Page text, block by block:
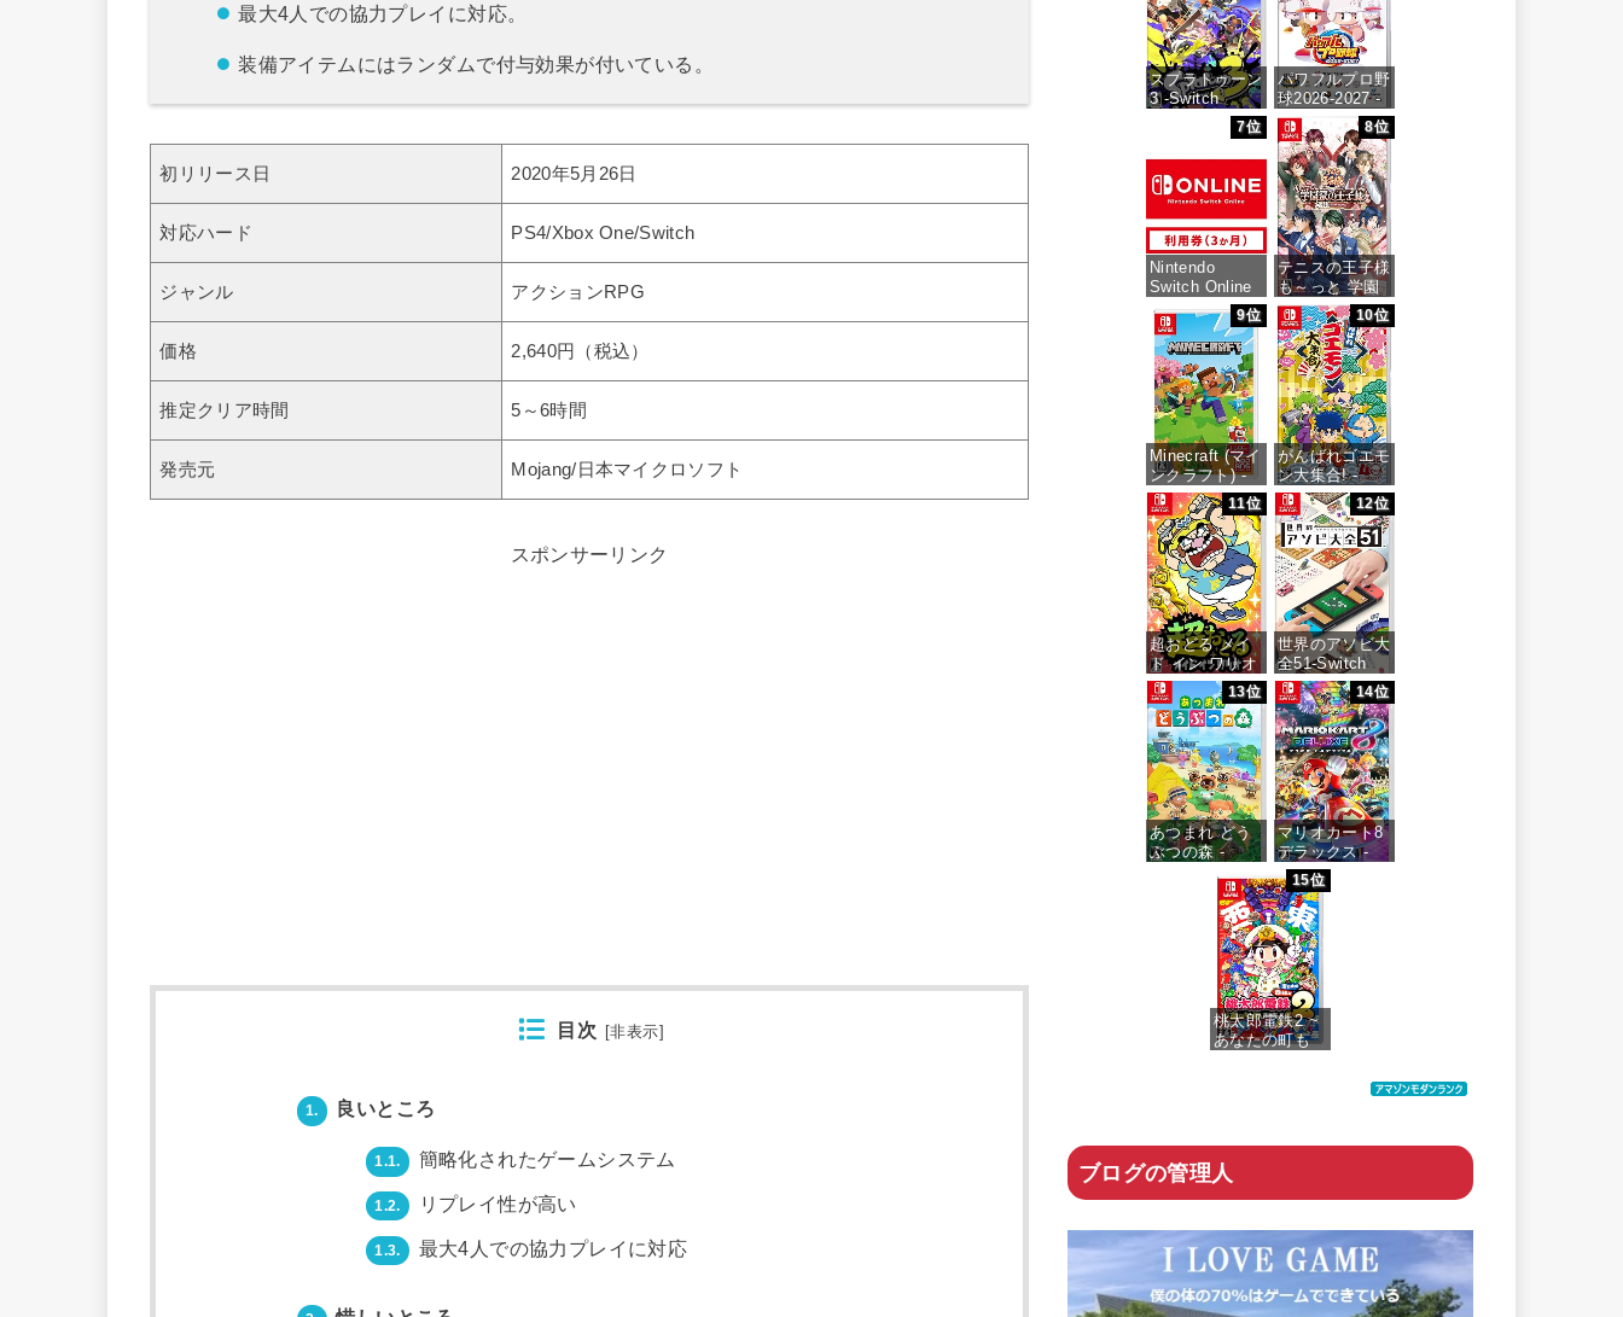
最大4人での協力プレイに対応。
装備アイテムにはランダムで付与効果が付いている。
初リリース日 2020年5月26日
対応ハード PS4/Xbox One/Switch
ジャンル アクションRPG
価格 2,640円（税込）
推定クリア時間 5～6時間
発売元 Mojang/日本マイクロソフト
スポンサーリンク
目次 [非表示]
1. 良いところ
1.1. 簡略化されたゲームシステム
1.2. リプレイ性が高い
1.3. 最大4人での協力プレイに対応
スプラトゥーン
3 -Switch
価格：¥5,536
パワフルプロ野
球2026-2027 -
Switch
価格：¥6,927
7位
Nintendo
Switch Online
利用券(個人プ
ラン3か月)|オ
ンラインコード
版
価格：¥900
8位
テニスの王子様
も～っと 学園
祭の王子様
♡-40 and
more…
価格：¥7,159
9位
Minecraft (マイ
ンクラフト) -
Switch
価格：¥3,400
10位
がんばれゴエモ
ン大集合! -
Switch
価格：¥4,436
11位
超おどる メイ
ド イン ワリオ
-Switch
価格：¥4,073
12位
世界のアソビ大
全51-Switch
価格：¥3,655
13位
あつまれ どう
ぶつの森 -
価格：¥5,518
14位
マリオカート8
デラックス -
Switch
価格：¥5,591
15位
桃太郎電鉄2 ~
あなたの町も
ブログの管理人